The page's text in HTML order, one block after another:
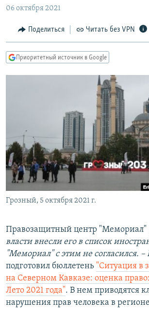
навигации
Вернутся
поиску
IDEL.РЕАЛИИ
КАВКАЗ.РЕАЛИИ
СИБИРЬ.РЕАЛИИ
РАСПИСАНИЕ ВЕЩАНИЯ
ПОДПИШИТЕСЬ НА РАССЫЛКУ
СОЦИАЛЬНЫЕ СЕТИ
Все сайты РСЕ/РС
06 октября 2021
Поделиться Читать без VPN
Приоритетный источник в Google
Грозный, 5 октября 2021 г.
Правозащитный центр "Мемориал"
власти внесли его в список
"Мемориал" с этим не согласился.
подготовил бюллетень "Ситуация в
на Северном Кавказе: оценка
Лето 2021 года". В нем приводятся
нарушения прав человека в